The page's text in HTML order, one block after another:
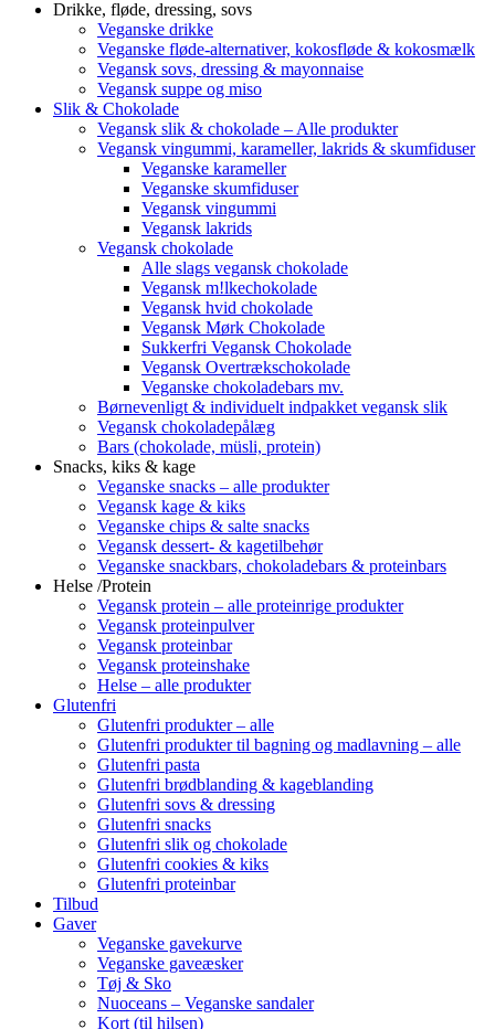
Drikke, fløde, dressing, sovs
Veganske drikke
Veganske fløde-alternativer, kokosfløde & kokosmælk
Vegansk sovs, dressing & mayonnaise
Vegansk suppe og miso
Slik & Chokolade
Vegansk slik & chokolade – Alle produkter
Vegansk vingummi, karameller, lakrids & skumfiduser
Veganske karameller
Veganske skumfiduser
Vegansk vingummi
Vegansk lakrids
Vegansk chokolade
Alle slags vegansk chokolade
Vegansk m!lkechokolade
Vegansk hvid chokolade
Vegansk Mørk Chokolade
Sukkerfri Vegansk Chokolade
Vegansk Overtrækschokolade
Veganske chokoladebars mv.
Børnevenligt & individuelt indpakket vegansk slik
Vegansk chokoladepålæg
Bars (chokolade, müsli, protein)
Snacks, kiks & kage
Veganske snacks – alle produkter
Vegansk kage & kiks
Veganske chips & salte snacks
Vegansk dessert- & kagetilbehør
Veganske snackbars, chokoladebars & proteinbars
Helse /Protein
Vegansk protein – alle proteinrige produkter
Vegansk proteinpulver
Vegansk proteinbar
Vegansk proteinshake
Helse – alle produkter
Glutenfri
Glutenfri produkter – alle
Glutenfri produkter til bagning og madlavning – alle
Glutenfri pasta
Glutenfri brødblanding & kageblanding
Glutenfri sovs & dressing
Glutenfri snacks
Glutenfri slik og chokolade
Glutenfri cookies & kiks
Glutenfri proteinbar
Tilbud
Gaver
Veganske gavekurve
Veganske gaveæsker
Tøj & Sko
Nuoceans – Veganske sandaler
Kort (til hilsen)